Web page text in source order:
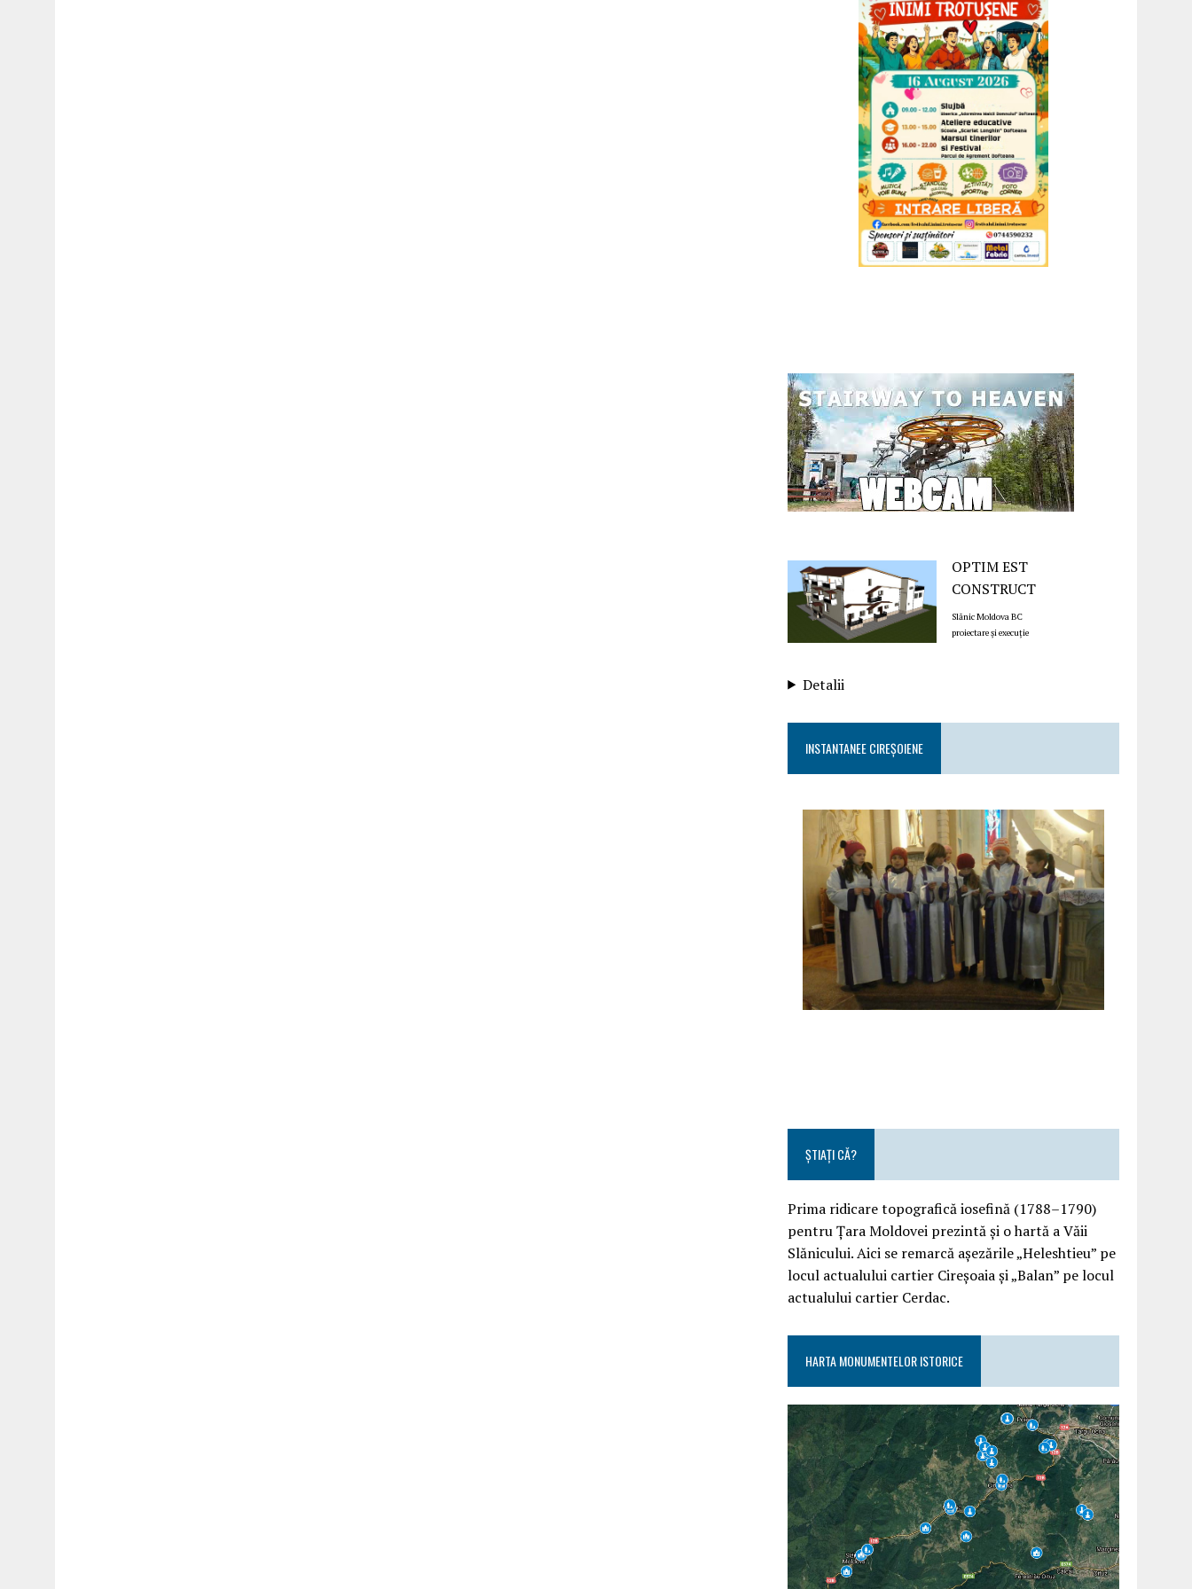
OPTIM EST
CONSTRUCT
Slănic Moldova BC
proiectare și execuție
Detalii
INSTANTANEE CIREȘOIENE
ȘTIAȚI CĂ?
Prima ridicare topografică iosefină (1788–1790)
pentru Țara Moldovei prezintă și o hartă a Văii
Slănicului. Aici se remarcă așezările „Heleshtieu” pe
locul actualului cartier Cireșoaia și „Balan” pe locul
actualului cartier Cerdac.
HARTA MONUMENTELOR ISTORICE